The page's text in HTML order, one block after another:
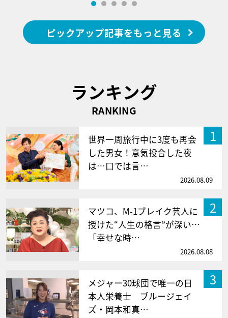
ピックアップ記事をもっと見る
ランキング
RANKING
1
世界一周旅行中に3度も再会
した男女！意気投合した夜
は…口では言…
2026.08.09
2
マツコ、M-1ブレイク芸人に
授けた“人生の格言”が深い…
「幸せな時…
2026.08.08
3
メジャー30球団で唯一の日
本人栄養士 ブルージェイ
ズ・岡本和真…